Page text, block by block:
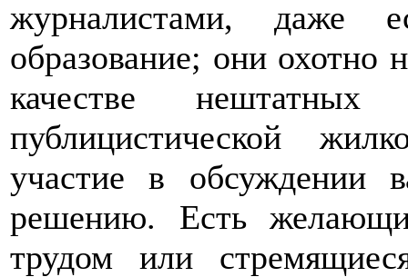
журналистами, даже
образование; они охотно
качестве
публицистической
участие в обсуждении
решению. Есть
трудом или